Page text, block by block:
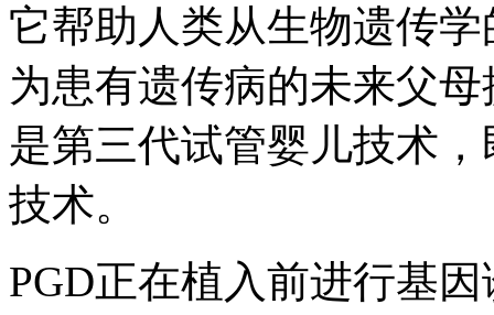
它帮助人类从生物遗传
为患有遗传病的未来父
是第三代试管婴儿技术
技术。
PGD正在植入前进行基